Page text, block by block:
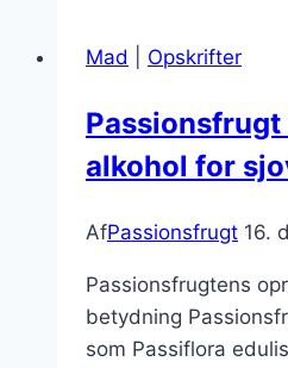
ideer
Mad Opskrifter
alkohol for
AfPassionsfrugt 16.
Passionsfrugtens
betydning
som Passiflora